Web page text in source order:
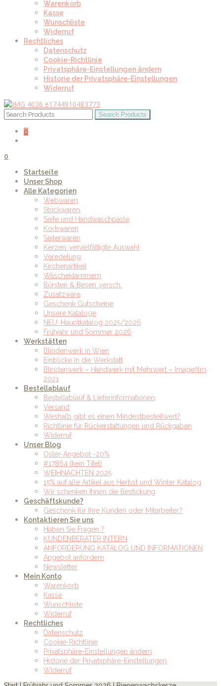
Warenkorb
Kasse
Wunschliste
Widerruf
Rechtliches
Datenschutz
Cookie-Richtlinie
Privatsphäre-Einstellungen ändern
Historie der Privatsphäre-Einstellungen
Widerruf
0
0
Startseite
Unser Shop
Alle Kategorien
Webwaren
Strickwaren
Seife und Handwaschpaste
Korbwaren
Seilerwaren
Kerzen ,vervielfältigte Auswahl
Veredelung
Kirchenartikel
Wäscheklammern
Bürsten & Besen ,versch.
Zusatzware
Geschenk Gutscheine
Unsere Kataloge
NEU: Hauptkatalog 2025/2026
Frühjahr und Sommer 2026
Werkstätten
Blindenwerk in Wien
Einblicke in die Werkstatt
Blindenwerk – Handwerk mit Mehrwert – Imagefilm
2021
Bestellablauf
Bestellablauf & Lieferinformationen
Versand
Weshalb gibt es einen Mindestbestellwert?
Richtlinie für Rückerstattungen und Rückgaben
Widerruf
Unser Blog
Oster-Angebot -20%
#17864 (kein Titel)
WEIHNACHTEN 2025
15% auf alle Artikel aus Herbst und Winter Katalog
Wir schenken Ihnen die Bestickung
Geschäftskunde?
Geschenk für Ihre Kunden oder Mitarbeiter?
Kontaktieren Sie uns
Haben Sie Fragen ?
KUNDENBERATER INTERN
ANFORDERUNG KATALOG UND INFORMATIONEN
Angebot anfordern
Newsletter
Mein Konto
Warenkorb
Kasse
Wunschliste
Widerruf
Rechtliches
Datenschutz
Cookie-Richtlinie
Privatsphäre-Einstellungen ändern
Historie der Privatsphäre-Einstellungen
Widerruf